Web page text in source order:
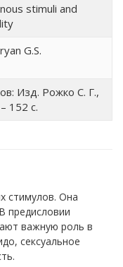
stimuli and
G.S.
Изд. Рожко С. Г.,
152 с.
стимулов. Она
предисловии
важную роль в
сексуальное